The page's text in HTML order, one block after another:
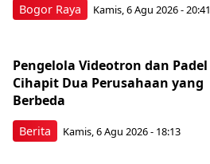
Bogor Raya Kamis, 6 Agu 2026 - 20:41
Berita
Pengelola Videotron dan Padel
Cihapit Dua Perusahaan yang
Berbeda
Kamis, 6 Agu 2026 - 18:13